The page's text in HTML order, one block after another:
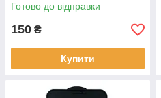
Готово до відправки
150 ₴
Купити